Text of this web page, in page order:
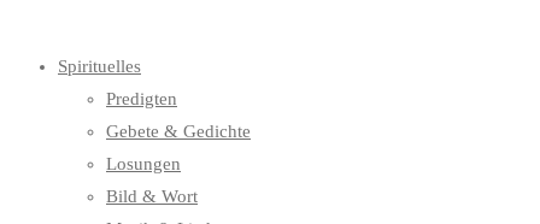
Spirituelles
Predigten
Gebete & Gedichte
Losungen
Bild & Wort